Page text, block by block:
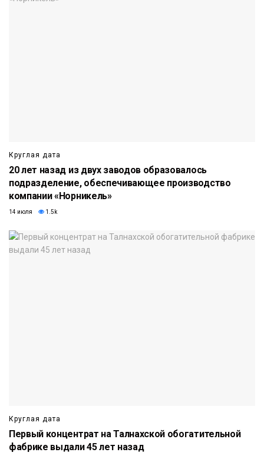
Круглая дата
20 лет назад из двух заводов образовалось
подразделение, обеспечивающее производство
компании «Норникель»
14 июля 1.5k
Круглая дата
Первый концентрат на Талнахской обогатительной
фабрике выдали 45 лет назад